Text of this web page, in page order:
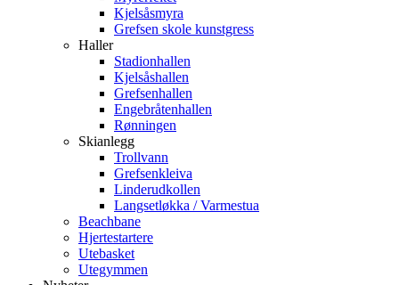
Kjelsåsmyra
Grefsen skole kunstgress
Haller
Stadionhallen
Kjelsåshallen
Grefsenhallen
Engebråtenhallen
Rønningen
Skianlegg
Trollvann
Grefsenkleiva
Linderudkollen
Langsetløkka / Varmestua
Beachbane
Hjertestartere
Utebasket
Utegymmen